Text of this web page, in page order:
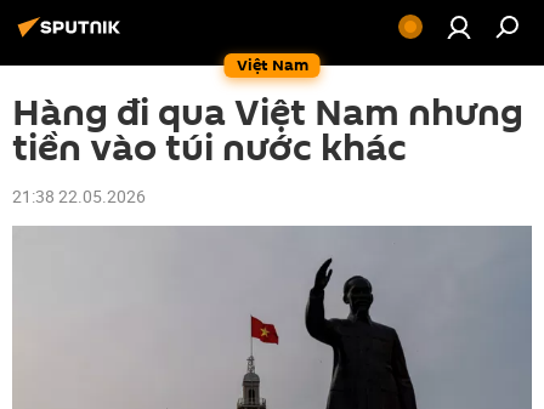
Việt Nam
Hàng đi qua Việt Nam nhưng
tiền vào túi nước khác
21:38 22.05.2026